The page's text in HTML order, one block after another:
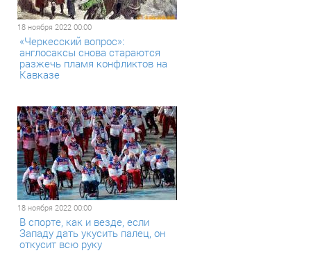
18 ноября 2022 00:00
«Черкесский вопрос»:
англосаксы снова стараются
разжечь пламя конфликтов на
Кавказе
18 ноября 2022 00:00
В спорте, как и везде, если
Западу дать укусить палец, он
откусит всю руку